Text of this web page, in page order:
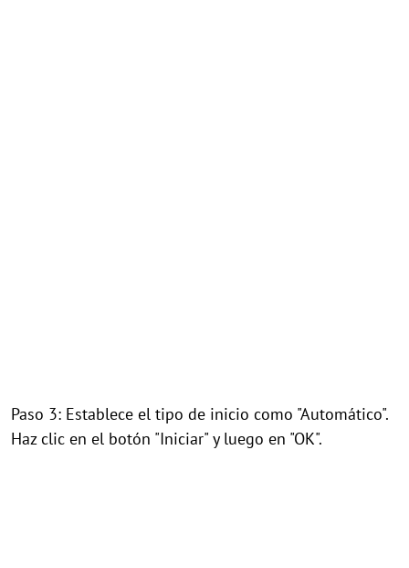
Paso 3: Establece el tipo de inicio como "Automático".
Haz clic en el botón "Iniciar" y luego en "OK".